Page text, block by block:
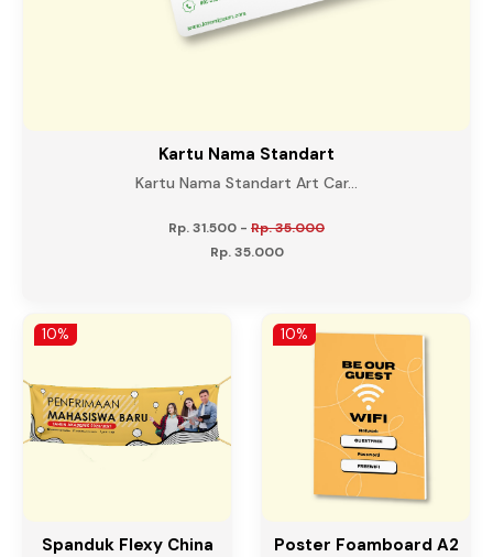
Kartu Nama Standart
Kartu Nama Standart Art Car...
Rp. 31.500 - Rp. 35.000
Rp. 35.000
10%
Spanduk Flexy China
10%
Poster Foamboard A2